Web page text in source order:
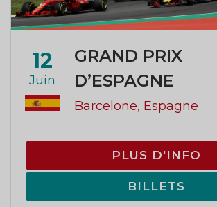
12
Juin
GRAND PRIX
D’ESPAGNE
Barcelone, Espagne
PLUS D'INFO
BILLETS